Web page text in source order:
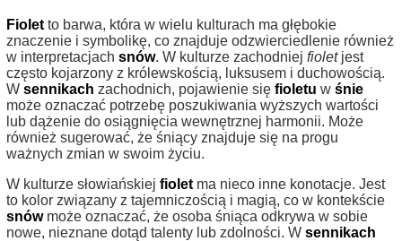
Fiolet to barwa, która w wielu kulturach ma głębokie
znaczenie i symbolikę, co znajduje odzwierciedlenie również
w interpretacjach snów. W kulturze zachodniej fioletjest
często kojarzony z królewskością, luksusem i duchowością.
W sennikach zachodnich, pojawienie się fioletu w śnie
może oznaczać potrzebę poszukiwania wyższych wartości
lub dążenie do osiągnięcia wewnętrznej harmonii. Może
również sugerować, że śniący znajduje się na progu
ważnych zmian w swoim życiu.
W kulturze słowiańskiej fiolet ma nieco inne konotacje. Jest
to kolor związany z tajemniczością i magią, co w kontekście
snówmoże oznaczać, że osoba śniąca odkrywa w sobie
nowe, nieznane dotąd talenty lub zdolności. W sennikach